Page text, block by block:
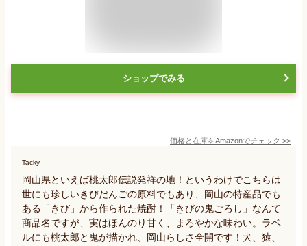
ショップでみる
価格と在庫をAmazonでチェック >>
Tacky
岡山県といえば桃太郎伝説発祥の地！というわけでこちらは
世にも珍しいきびだんごの原料でもあり、岡山の特産品でも
ある「きび」から作られた焼酎！「きびの鬼ごろし」なんて
商品名ですが、実はほんのり甘く、まろやかな味わい。ラベ
ルにも桃太郎と鬼が描かれ、岡山らしさ全開です！犬、猿、